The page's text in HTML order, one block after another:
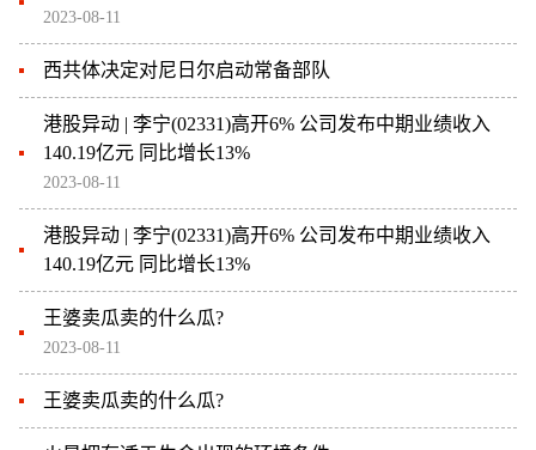
2023-08-11
西共体决定对尼日尔启动常备部队
港股异动 | 李宁(02331)高开6% 公司发布中期业绩收入
140.19亿元 同比增长13%
2023-08-11
港股异动 | 李宁(02331)高开6% 公司发布中期业绩收入
140.19亿元 同比增长13%
王婆卖瓜卖的什么瓜?
2023-08-11
王婆卖瓜卖的什么瓜?